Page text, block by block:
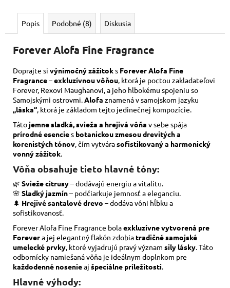
Popis Podobné (8) Diskusia
Forever Alofa Fine Fragrance
Doprajte si výnimočný zážitoks Forever Alofa Fine
Fragrance–exkluzívnou vôňou , ktorá je poctou zakladateľovi
Forever, Rexovi Maughanovi, a jeho hlbokému spojeniu so
Samojskými ostrovmi. Alofa znamená v samojskom jazyku
„láska“ , ktorá je základom tejto jedinečnej kompozície.
Táto jemne sladká, svieža a hrejivá vôňa v sebe spája
prírodné esencies botanickou zmesou drevitých a
korenistých tónov , čím vytvárasofistikovaný a harmonický
vonný zážitok
Vôňa obsahuje tieto hlavné tóny:
🌿 Svieže citrusy– dodávajú energiu a vitalitu.
🌸 Sladký jazmín– podčiarkuje jemnosť a eleganciu.
🌲 Hrejivé santalové drevo – dodáva vôni hĺbku a
sofistikovanosť.
Forever Alofa Fine Fragrance bolaexkluzívne vytvorená pre
Forevera jej elegantný flakón zdobiatradičné samojské
umelecké prvky , ktoré vyjadrujú pravý význam sily lásky . Táto
odbornícky namiešaná vôňa je ideálnym doplnkom pre
každodenné nosenieaj špeciálne príležitosti
Hlavné výhody: